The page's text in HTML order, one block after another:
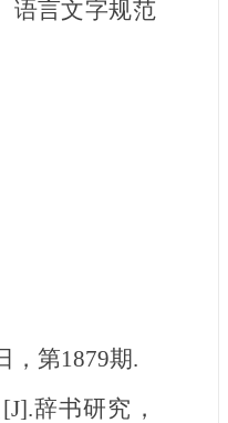
语言文字规范
第1879期.
辞书研究，